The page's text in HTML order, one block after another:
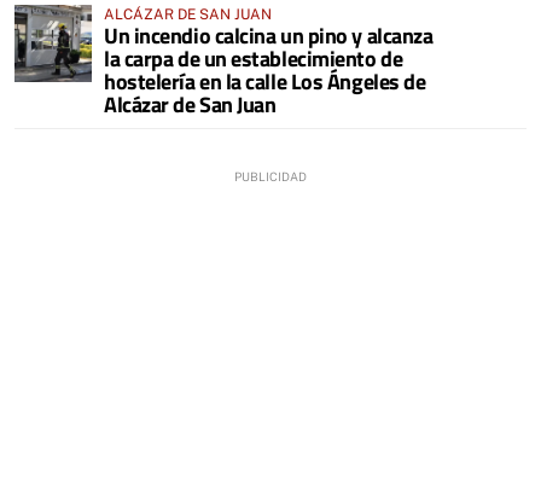
ALCÁZAR DE SAN JUAN
Un incendio calcina un pino y alcanza
la carpa de un establecimiento de
hostelería en la calle Los Ángeles de
Alcázar de San Juan